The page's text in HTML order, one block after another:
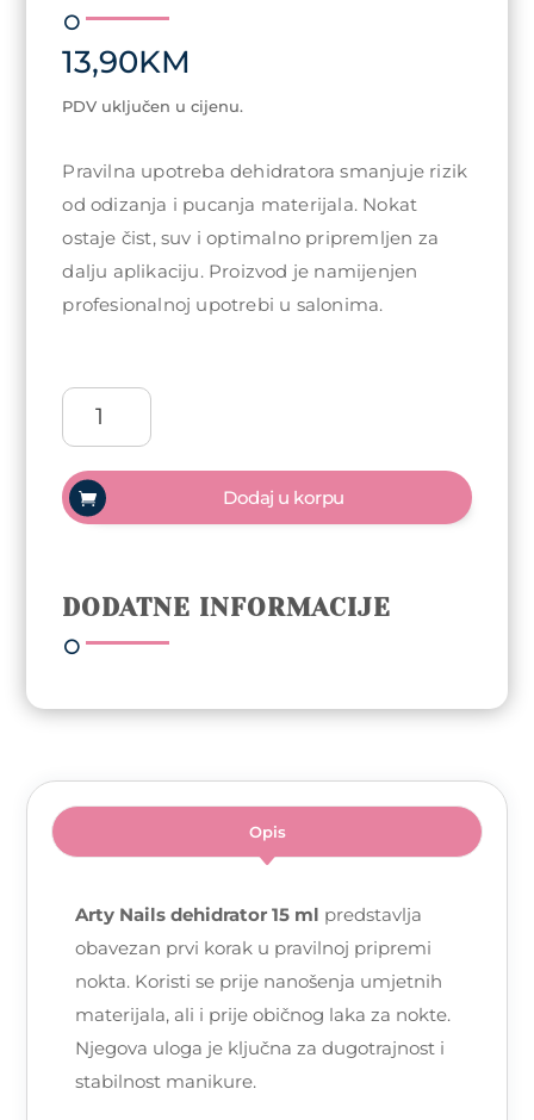
13,90KM
PDV uključen u cijenu.
Pravilna upotreba dehidratora smanjuje rizik
od odizanja i pucanja materijala. Nokat
ostaje čist, suv i optimalno pripremljen za
dalju aplikaciju. Proizvod je namijenjen
profesionalnoj upotrebi u salonima.
Arty
Nails
dehidrator
15
ml
količina
Dodaj u korpu
DODATNE INFORMACIJE
Opis
Arty Nails dehidrator 15 ml predstavlja
obavezan prvi korak u pravilnoj pripremi
nokta. Koristi se prije nanošenja umjetnih
materijala, ali i prije običnog laka za nokte.
Njegova uloga je ključna za dugotrajnost i
stabilnost manikure.